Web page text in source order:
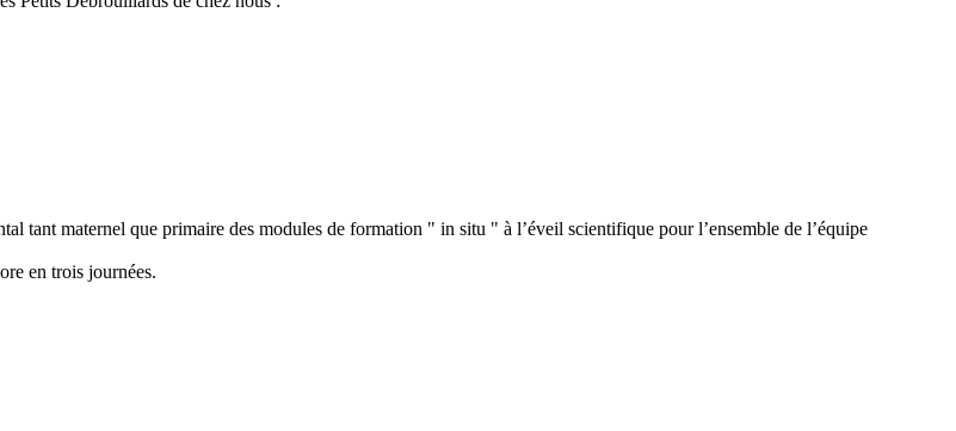
tant maternel que primaire des modules de formation " in situ " à l’éveil scientifique pour l’ensemble de l’équipe
en trois journées.